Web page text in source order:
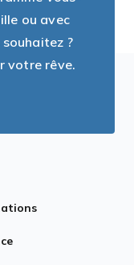
ou avec
?
votre rêve.